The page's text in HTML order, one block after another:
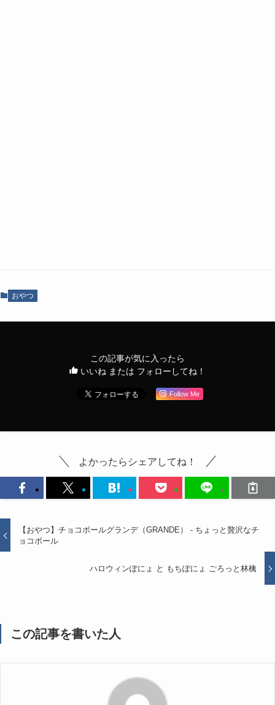
おやつ
この記事が気に入ったら
いいね または フォローしてね！
Follow Me
よかったらシェアしてね！
【おやつ】チョコボールグランデ（GRANDE） - ちょっと贅沢なチ
ョコボール
ハロウィンぽにょ と もちぽにょ ごろっと林檎
この記事を書いた人